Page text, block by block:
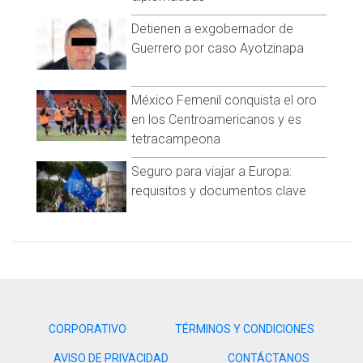
Visita y accede a todo nuestro contenido |
Facebook:@cadenanoticiasmx | Instagram:
Detienen a exgobernador de
Guerrero por caso Ayotzinapa
México Femenil conquista el oro
en los Centroamericanos y es
tetracampeona
Seguro para viajar a Europa:
requisitos y documentos clave
CORPORATIVO TÉRMINOS Y CONDICIONES
AVISO DE PRIVACIDAD CONTÁCTANOS